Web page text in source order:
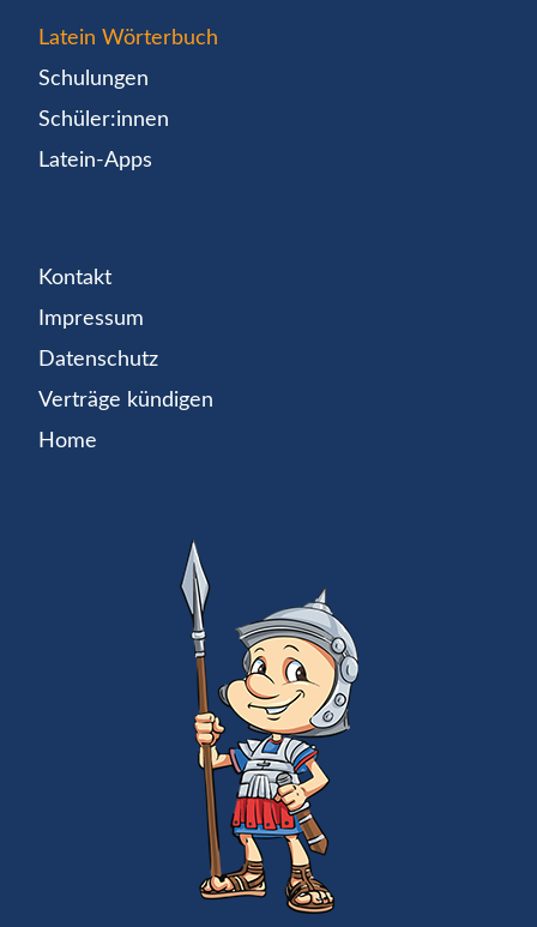
Latein Wörterbuch
Schulungen
Schüler:innen
Latein-Apps
Kontakt
Impressum
Datenschutz
Verträge kündigen
Home